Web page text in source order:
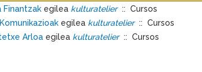
Finantzak egilea kulturatelier:: Cursos
egilea kulturatelier:: Cursos
Arloa egilea kulturatelier:: Cursos